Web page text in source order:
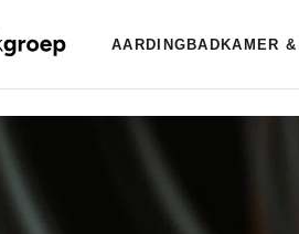
AARDING BADKAMER